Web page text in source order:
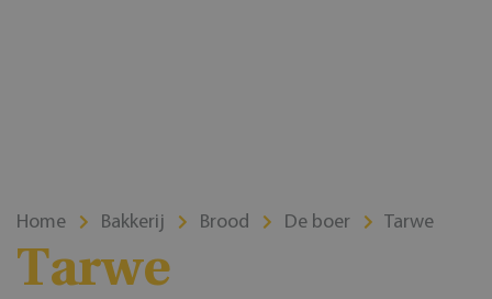
Home Bakkerij Brood De boer Tarwe
Tarwe